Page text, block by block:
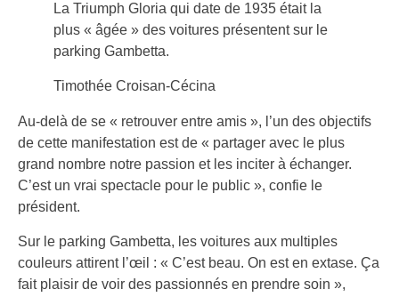
La Triumph Gloria qui date de 1935 était la
plus « âgée » des voitures présentent sur le
parking Gambetta.
Timothée Croisan-Cécina
Au-delà de se « retrouver entre amis », l’un des objectifs
de cette manifestation est de « partager avec le plus
grand nombre notre passion et les inciter à échanger.
C’est un vrai spectacle pour le public », confie le
président.
Sur le parking Gambetta, les voitures aux multiples
couleurs attirent l’œil : « C’est beau. On est en extase. Ça
fait plaisir de voir des passionnés en prendre soin »,